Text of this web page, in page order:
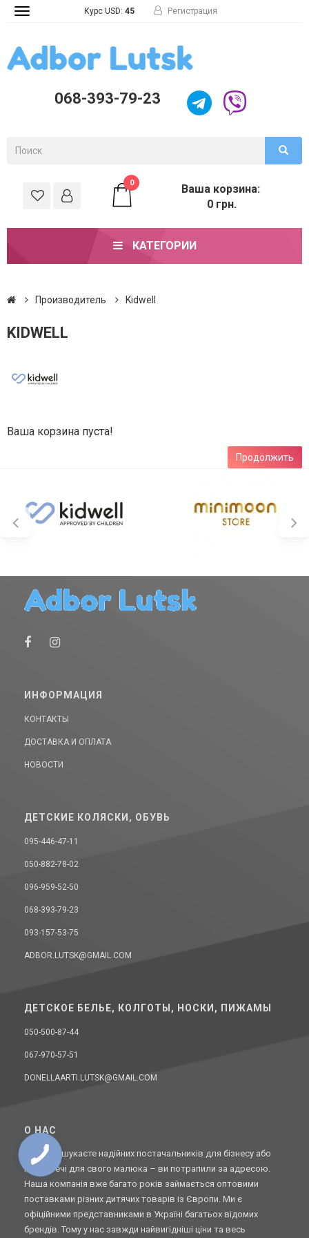
Toggle
Курс USD: 45 Регистрация
068-393-79-23
0
Ваша корзина:
0 грн.
КАТЕГОРИИ
Производитель Kidwell
KIDWELL
Ваша корзина пуста!
Продолжить
ИНФОРМАЦИЯ
КОНТАКТЫ
ДОСТАВКА И ОПЛАТА
НОВОСТИ
ДЕТСКИЕ КОЛЯСКИ, ОБУВЬ
095-446-47-11
050-882-78-02
096-959-52-50
068-393-79-23
093-157-53-75
ADBOR.LUTSK@GMAIL.COM
ДЕТСКОЕ БЕЛЬЕ, КОЛГОТЫ, НОСКИ, ПИЖАМЫ
050-500-87-44
067-970-57-51
DONELLAARTI.LUTSK@GMAIL.COM
O НАС
Якщо ви шукаєте надійних постачальників для бізнесу або
якісні речі для свого малюка – ви потрапили за адресою.
Наша компанія вже багато років займається оптовими
поставками різних дитячих товарів із Європи. Ми є
офіційними представниками в Україні багатьох відомих
брендів. Тому у нас завжди найвигідніші ціни та весь